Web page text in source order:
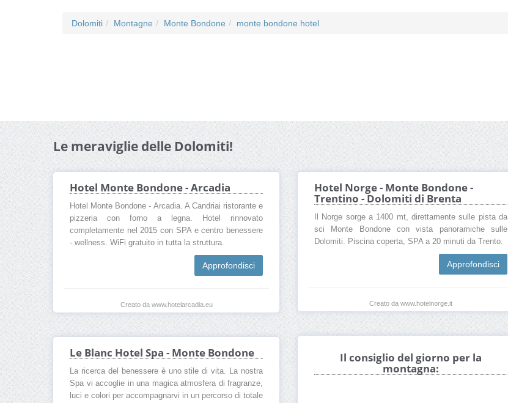
Dolomiti Montagne Monte Bondone monte bondone hotel
Le meraviglie delle Dolomiti!
Hotel Monte Bondone - Arcadia
Hotel Monte Bondone - Arcadia. A Candriai ristorante e
pizzeria con forno a legna. Hotel rinnovato
completamente nel 2015 con SPA e centro benessere
- wellness. WiFi gratuito in tutta la struttura.
Approfondisci
Creato da www.hotelarcadia.eu
Hotel Norge - Monte Bondone -
Trentino - Dolomiti di Brenta
Il Norge sorge a 1400 mt, direttamente sulle pista da
sci Monte Bondone con vista panoramiche sulle
Dolomiti. Piscina coperta, SPA a 20 minuti da Trento.
Approfondisci
Creato da www.hotelnorge.it
Il consiglio del giorno per la
montagna:
Le Blanc Hotel Spa - Monte Bondone
La ricerca del benessere è uno stile di vita. La nostra
Spa vi accoglie in una magica atmosfera di fragranze,
luci e colori per accompagnarvi in un percorso di totale